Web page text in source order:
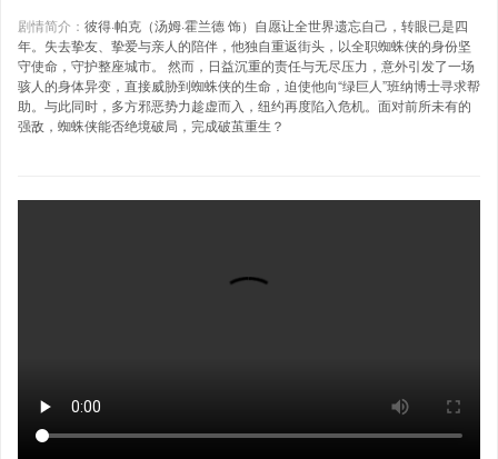
剧情简介： 彼得·帕克（汤姆·霍兰德 饰）自愿让全世界遗忘自己，转眼已是四
年。失去挚友、挚爱与亲人的陪伴，他独自重返街头，以全职蜘蛛侠的身份坚
守使命，守护整座城市。 然而，日益沉重的责任与无尽压力，意外引发了一场
骇人的身体异变，直接威胁到蜘蛛侠的生命，迫使他向“绿巨人”班纳博士寻求帮
助。与此同时，多方邪恶势力趁虚而入，纽约再度陷入危机。面对前所未有的
强敌，蜘蛛侠能否绝境破局，完成破茧重生？